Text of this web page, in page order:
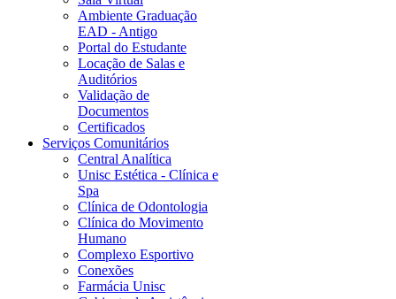
Ambiente Graduação
EAD - Antigo
Portal do Estudante
Locação de Salas e
Auditórios
Validação de
Documentos
Certificados
Serviços Comunitários
Central Analítica
Unisc Estética - Clínica e
Spa
Clínica de Odontologia
Clínica do Movimento
Humano
Complexo Esportivo
Conexões
Farmácia Unisc